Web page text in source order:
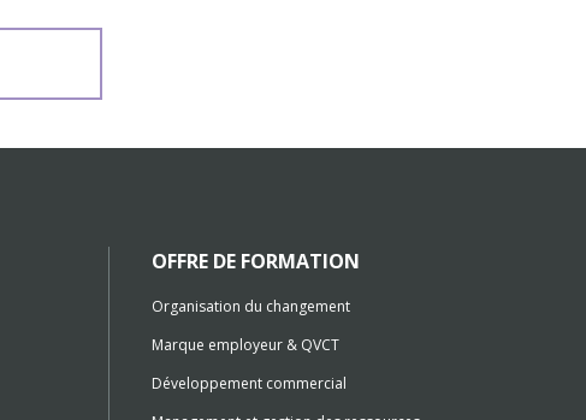
OFFRE DE FORMATION
Organisation du changement
Marque employeur & QVCT
Développement commercial